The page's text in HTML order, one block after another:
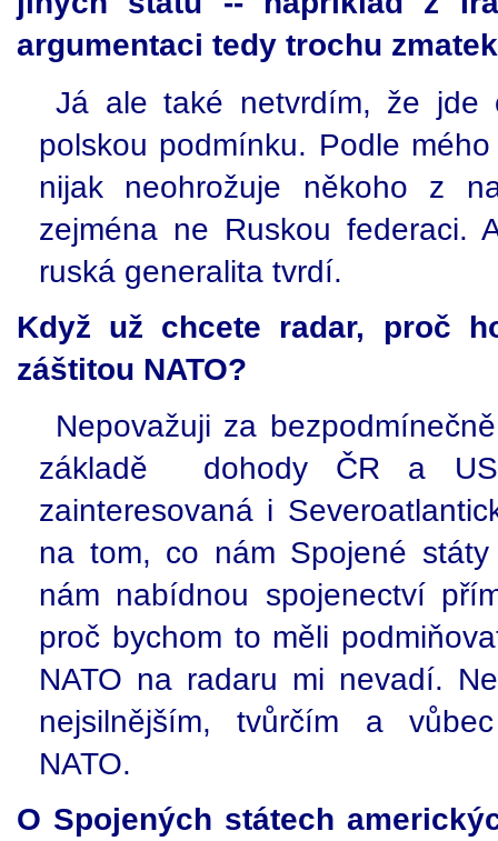
argumentaci tedy trochu
Já ale také netvrdím, že jde
polskou podmínku. Podle
nijak neohrožuje někoho z
zejména ne Ruskou federaci.
ruská generalita tvrdí.
Když už chcete radar, proč
záštitou NATO?
Nepovažuji za
základě dohody ČR a
zainteresovaná i
na tom, co nám Spojené
nám nabídnou spojenectví
proč bychom to měli
NATO na radaru mi nevadí.
nejsilnějším, tvůrčím a
NATO.
O Spojených státech